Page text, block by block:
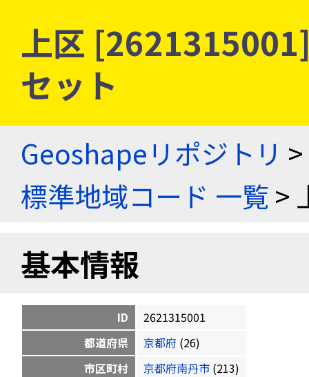
上区
セット
Geoshapeリポジトリ >
標準地域コード 一覧>
基本情報
ID
2621315001
都道府県
京都府 (26)
市区町村
京都府南丹市 (213)